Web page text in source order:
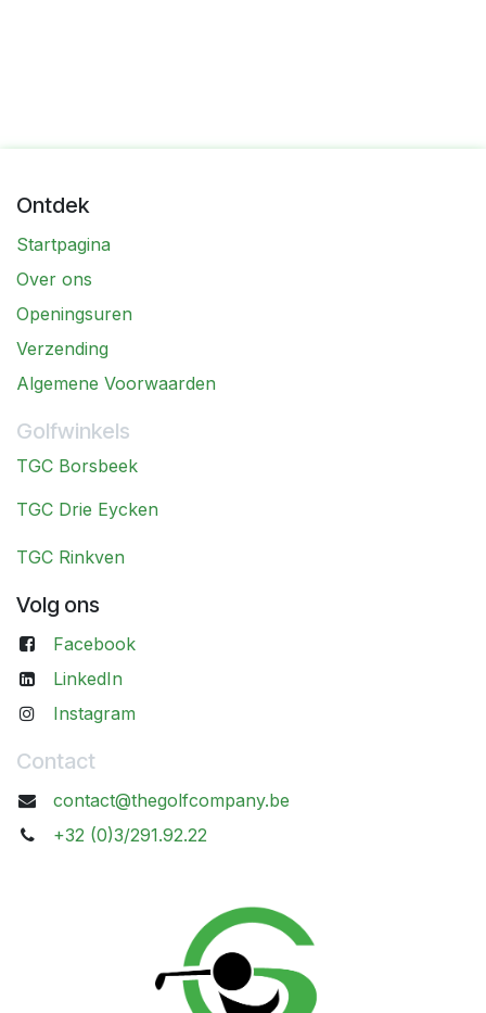
Ontdek
Startpagina
Over ons
Openingsuren
Verzending
Algemene Voorwaarden
Golfwinkels
TGC Borsbeek
TGC Drie Eycken
TGC Rinkven
Volg ons
Facebook
LinkedIn
Instagram
Contact
contact@thegolfcompany.be
+32 (0)3/291.92.22